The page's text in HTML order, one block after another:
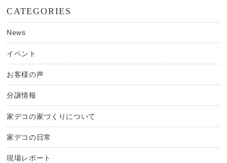
CATEGORIES
News
イベント
お客様の声
分譲情報
家デコの家づくりについて
家デコの日常
現場レポート